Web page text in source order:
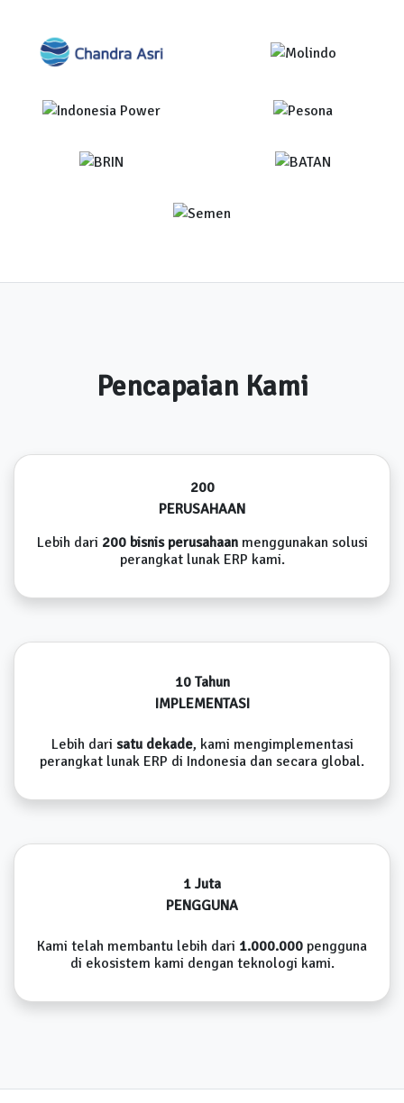
Pencapaian Kami
200
PERUSAHAAN
Lebih dari 200 bisnis perusahaanmenggunakan solusi
perangkat lunak ERP kami.
10 Tahun
IMPLEMENTASI
Lebih dari satu dekade, kami mengimplementasi
perangkat lunak ERP di Indonesia dan secara global.
1 Juta
PENGGUNA
Kami telah membantu lebih dari 1.000.000 pengguna
di ekosistem kami dengan teknologi kami.